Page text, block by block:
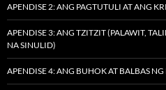
APENDISE 2: ANG PAGTUTULI AT ANG
APENDISE 3: ANG TZITZIT (PALAWIT,
NA SINULID)
APENDISE 4: ANG BUHOK AT BALBAS